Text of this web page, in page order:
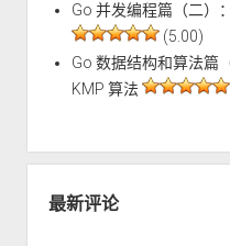
Go 并发编程篇（二）
(5.00)
Go 数据结构和算法篇
KMP 算法
最新评论